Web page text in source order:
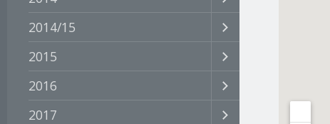
2014/15
2015
2016
2017